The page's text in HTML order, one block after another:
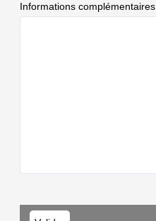
Informations complémentaires